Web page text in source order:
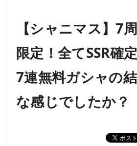
【シャニマス】7
限定！全てSSR確
7連無料ガシャの
な感じでしたか？